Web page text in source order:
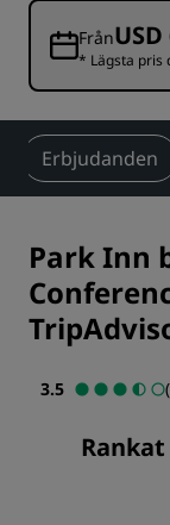
Från
* Lägsta pris
Erbjudanden
Park Inn
3.5